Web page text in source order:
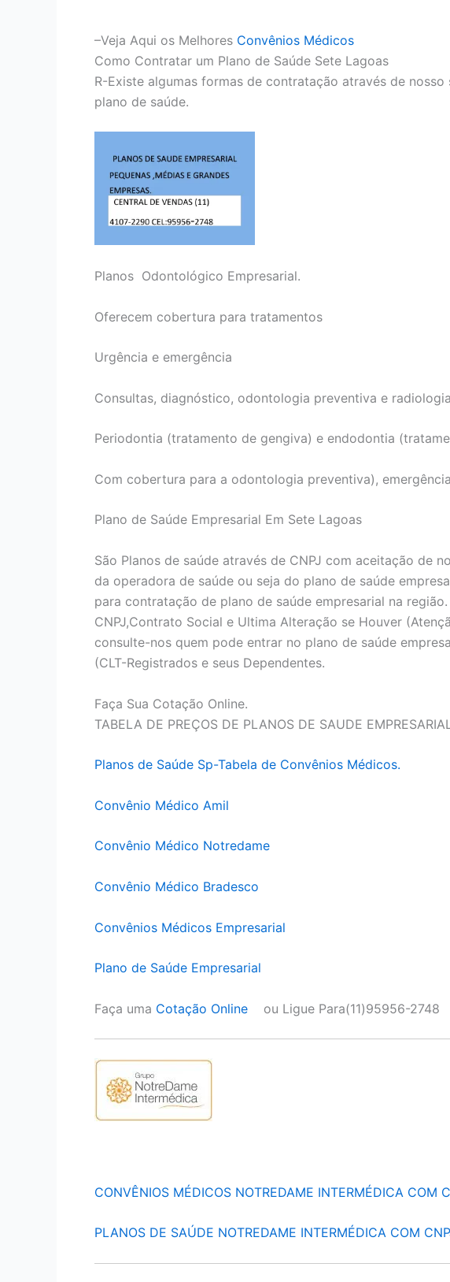
–Veja Aqui os Melhores Convênios Médicos
Como Contratar um Plano de Saúde Sete Lagoas
R-Existe algumas formas de contratação através de
plano de saúde.
Planos Odontológico Empresarial.
Oferecem cobertura para tratamentos
Urgência e emergência
Consultas, diagnóstico, odontologia preventiva e
Periodontia (tratamento de gengiva) e endodontia
Com cobertura para a odontologia preventiva),
Plano de Saúde Empresarial Em Sete Lagoas
São Planos de saúde através de CNPJ com aceitação de
da operadora de saúde ou seja do plano de saúde
para contratação de plano de saúde empresarial na região.
CNPJ,Contrato Social e Ultima Alteração se Houver
consulte-nos quem pode entrar no plano de saúde
(CLT-Registrados e seus Dependentes.
Faça Sua Cotação Online.
TABELA DE PREÇOS DE PLANOS DE SAUDE
Planos de Saúde Sp-Tabela de Convênios Médicos.
Convênio Médico Amil
Convênio Médico Notredame
Convênio Médico Bradesco
Convênios Médicos Empresarial
Plano de Saúde Empresarial
Faça uma Cotação Online ou Ligue Para(11)95956-2748
CONVÊNIOS MÉDICOS NOTREDAME INTERMÉDICA COM
PLANOS DE SAÚDE NOTREDAME INTERMÉDICA COM